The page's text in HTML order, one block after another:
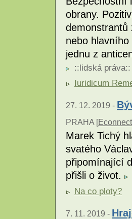
obrany.
demonstrantů
nebo
jednu z
:: lidská práva::
Iuridicum
27. 12. 2019 -
PRAHA [
Marek Tichý
svatého
připomínající
přišli o život.
Na co ploty?
7. 11. 2019 -